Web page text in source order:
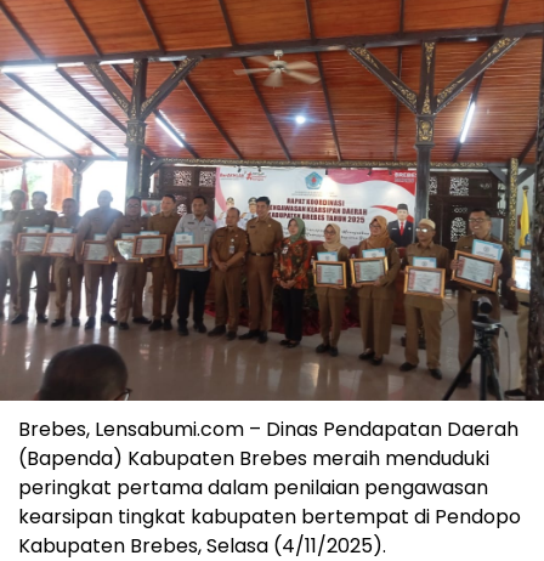
Brebes, Lensabumi.com – Dinas Pendapatan Daerah
(Bapenda) Kabupaten Brebes meraih menduduki
peringkat pertama dalam penilaian pengawasan
kearsipan tingkat kabupaten bertempat di Pendopo
Kabupaten Brebes, Selasa (4/11/2025).